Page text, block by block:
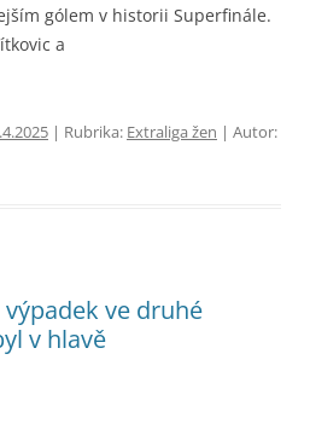
gólem v historii Superfinále.
a
| Rubrika: Extraliga žen | Autor:
ve druhé
v hlavě